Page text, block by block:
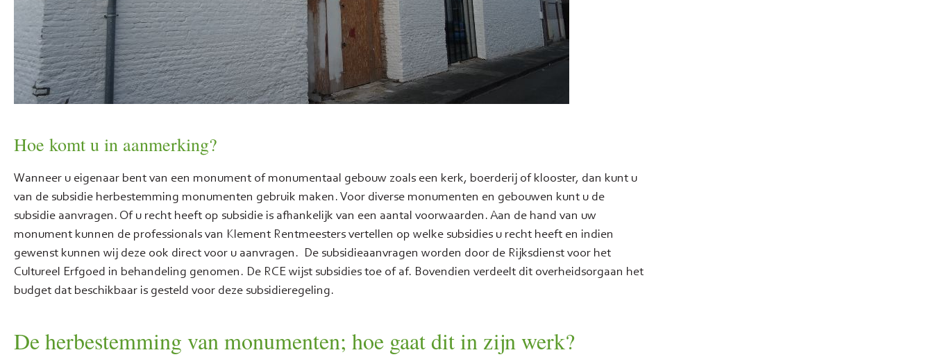
Hoe komt u in aanmerking?
Wanneer u eigenaar bent van een monument of monumentaal gebouw zoals een kerk, boerderij of klooster, dan kunt u
van de subsidie herbestemming monumenten gebruik maken. Voor diverse monumenten en gebouwen kunt u de
subsidie aanvragen. Of u recht heeft op subsidie is afhankelijk van een aantal voorwaarden. Aan de hand van uw
monument kunnen de professionals van Klement Rentmeesters vertellen op welke subsidies u recht heeft en indien
gewenst kunnen wij deze ook direct voor u aanvragen. De subsidieaanvragen worden door de Rijksdienst voor het
Cultureel Erfgoed in behandeling genomen. De RCE wijst subsidies toe of af. Bovendien verdeelt dit overheidsorgaan het
budget dat beschikbaar is gesteld voor deze subsidieregeling.
De herbestemming van monumenten; hoe gaat dit in zijn werk?